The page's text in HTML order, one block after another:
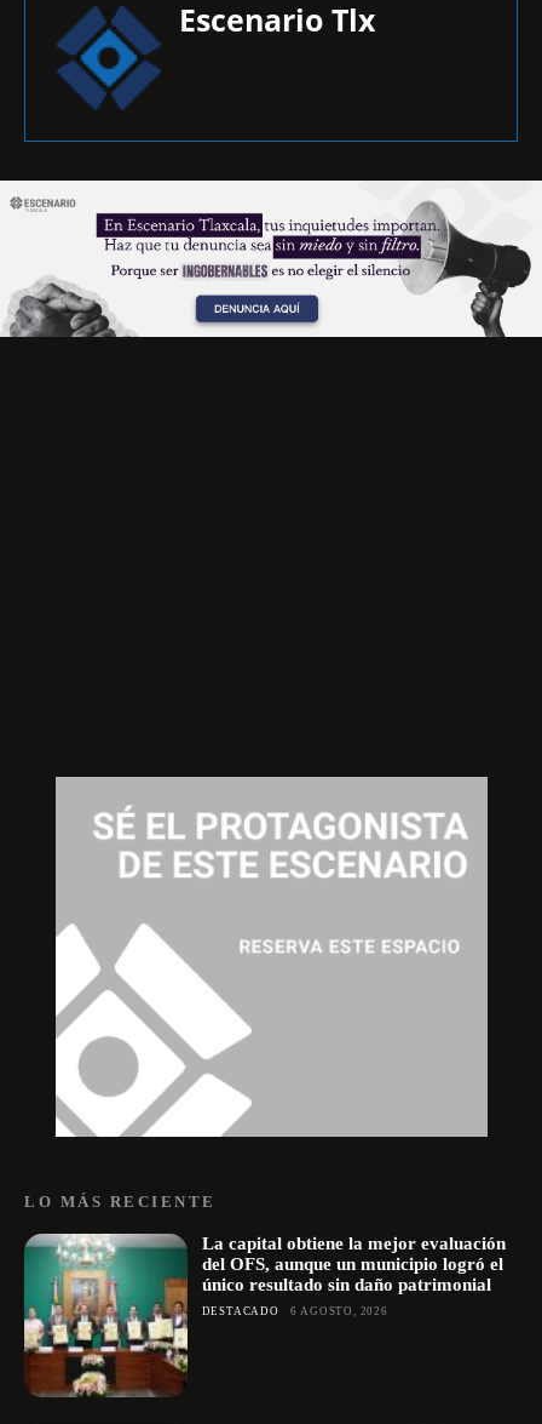
Escenario Tlx
LO MÁS RECIENTE
La capital obtiene la mejor evaluación
del OFS, aunque un municipio logró el
único resultado sin daño patrimonial
DESTACADO 6 AGOSTO, 2026